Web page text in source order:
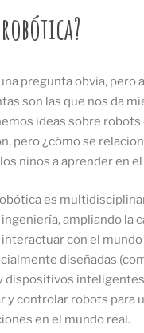
pregunta obvia, pero
son las que nos da
ideas sobre robots
pero ¿cómo se
niños a aprender en
es
ampliando la
con el
diseñadas
dispositivos
y controlar robots para
en el mundo real.